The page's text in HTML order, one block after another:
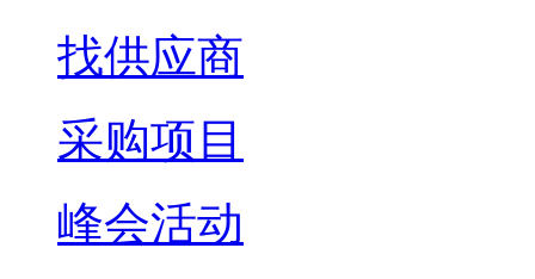
找供应商
采购项目
峰会活动